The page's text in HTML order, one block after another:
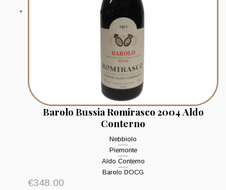
Barolo Bussia Romirasco 2004 Aldo
Conterno
Nebbiolo
Piemonte
Aldo Conterno
Barolo DOCG
€348.00